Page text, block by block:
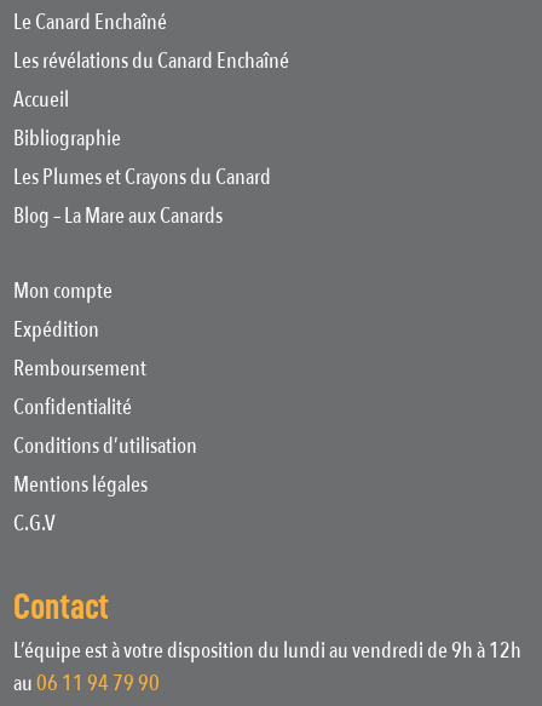
Le Canard Enchaîné
Les révélations du Canard Enchaîné
Accueil
Bibliographie
Les Plumes et Crayons du Canard
Blog – La Mare aux Canards
Mon compte
Expédition
Remboursement
Confidentialité
Conditions d’utilisation
Mentions légales
C.G.V
Contact
L’équipe est à votre disposition du lundi au vendredi de 9h à 12h
au06 11 94 79 90